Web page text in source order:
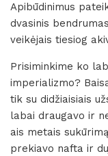
Apibūdinimus
dvasinis
veikėjais tiesiog
Prisiminkime ko
imperializmo?
tik su didžiaisiais
labai draugavo ir
ais metais
prekiavo nafta ir